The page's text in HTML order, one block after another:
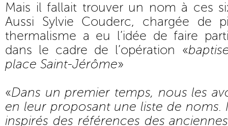
Mais il fallait trouver un nom à ces
Aussi Sylvie Couderc, chargée de
thermalisme a eu l’idée de faire
dans le cadre de l’opération «
place Saint-Jérôme»
«Dans un premier temps, nous les
en leur proposant une liste de noms.
inspirés des références des